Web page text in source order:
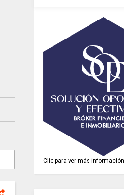
Clic para ver más información